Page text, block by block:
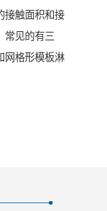
接触面积和接
常见的有三
网格形模板淋